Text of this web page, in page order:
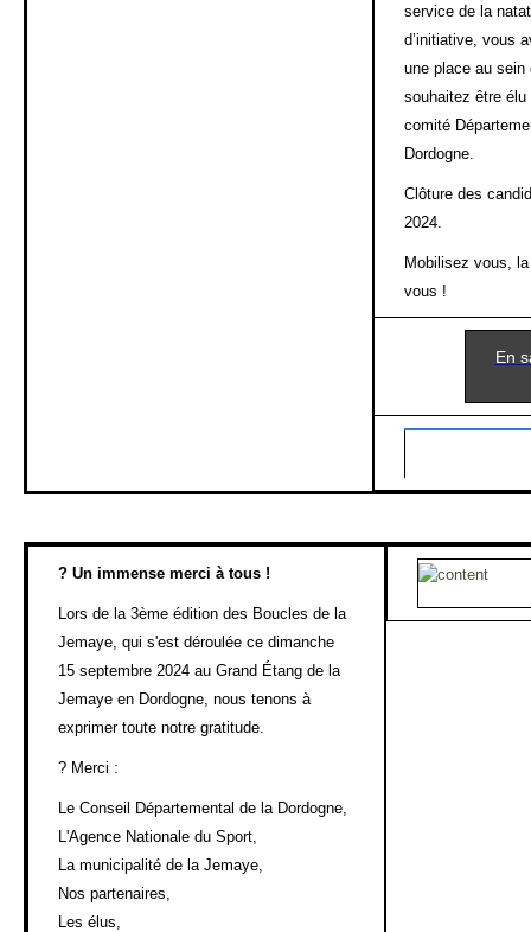
service de la
d’initiative, vous
une place au
souhaitez être
comité
Dordogne.
Clôture des
2024.
Mobilisez vous,
vous !
En
? Un immense merci à tous !
Lors de la 3ème édition des Boucles de la
Jemaye, qui s'est déroulée ce dimanche
15 septembre 2024 au Grand Étang de la
Jemaye en Dordogne, nous tenons à
exprimer toute notre gratitude.
? Merci :
Le Conseil Départemental de la Dordogne,
L'Agence Nationale du Sport,
La municipalité de la Jemaye,
Nos partenaires,
Les élus,